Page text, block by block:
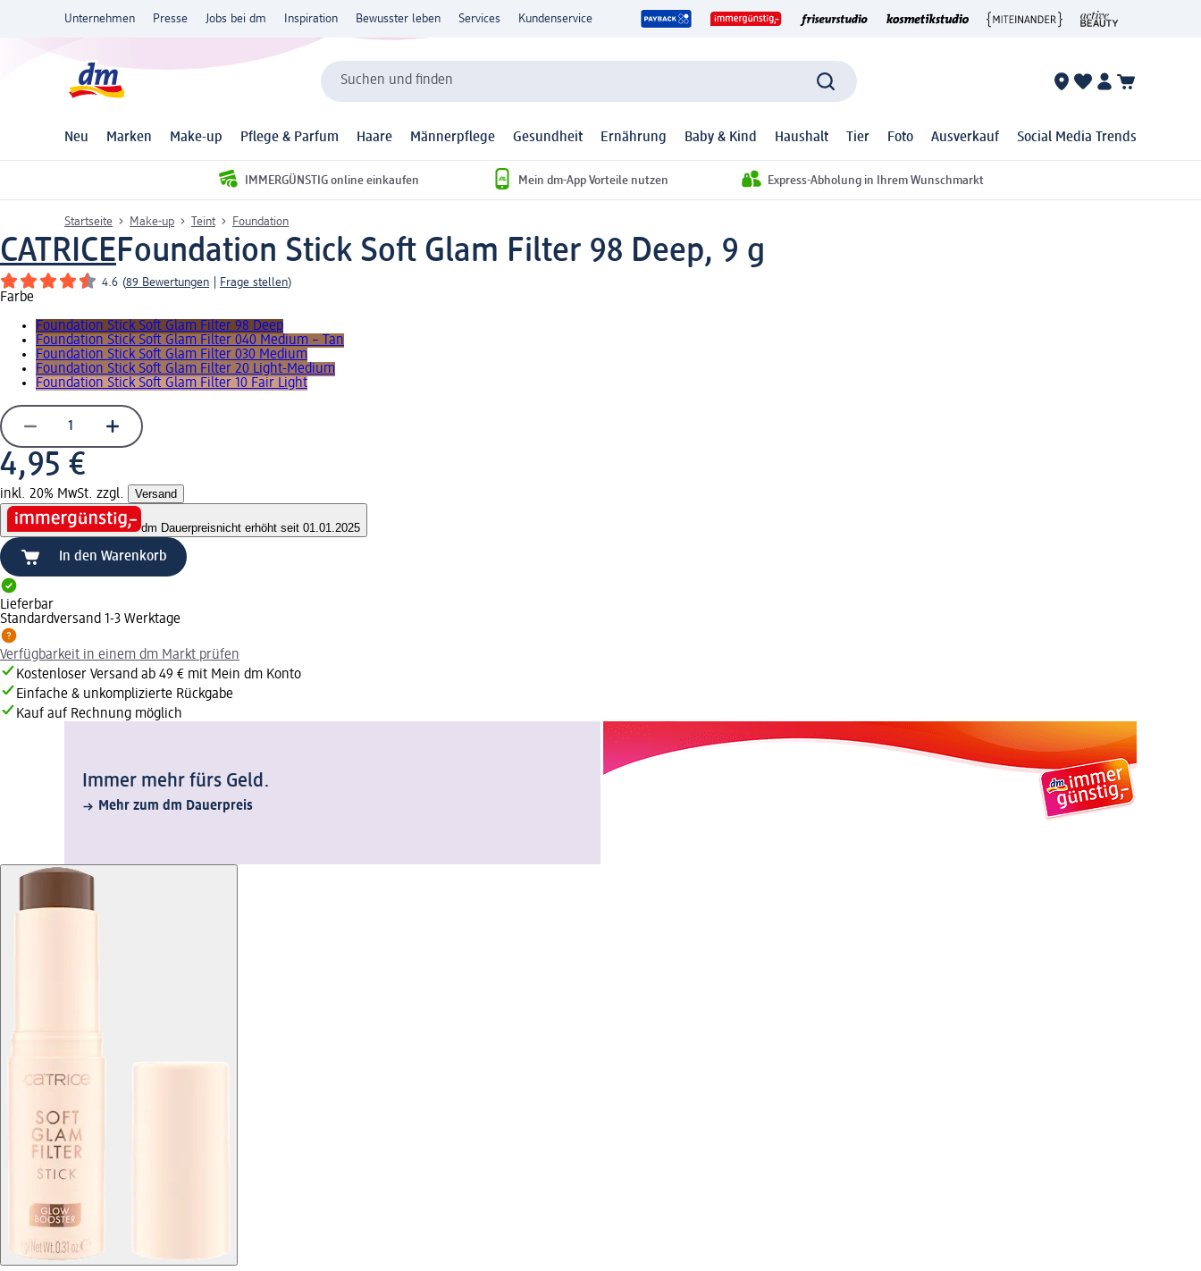
Unternehmen Presse Jobs bei dm Inspiration Bewusster leben Services Kundenservice
Suchen und finden
Neu Marken Make-up Pflege & Parfum Haare Männerpflege Gesundheit Ernährung Baby & Kind Haushalt Tier Foto Ausverkauf Social Media Trends
IMMERGÜNSTIG online einkaufen Mein dm-App Vorteile nutzen Express-Abholung in Ihrem Wunschmarkt
Startseite Make-up Teint Foundation
CATRICEFoundation Stick Soft Glam Filter 98 Deep, 9 g
4.6 (89 Bewertungen Frage stellen)
Farbe
Foundation Stick Soft Glam Filter 98 Deep
Foundation Stick Soft Glam Filter 040 Medium – Tan
Foundation Stick Soft Glam Filter 030 Medium
Foundation Stick Soft Glam Filter 20 Light-Medium
Foundation Stick Soft Glam Filter 10 Fair Light
4,95 €
inkl. 20% MwSt. zzgl. Versand
dm Dauerpreisnicht erhöht seit 01.01.2025
In den Warenkorb
Lieferbar
Standardversand 1-3 Werktage
Verfügbarkeit in einem dm Markt prüfen
Kostenloser Versand ab 49 € mit Mein dm Konto
Einfache & unkomplizierte Rückgabe
Kauf auf Rechnung möglich
Immer mehr fürs Geld.
Mehr zum dm Dauerpreis